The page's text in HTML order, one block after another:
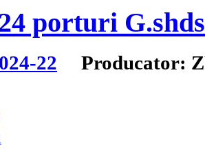
porturi
22 Producator: